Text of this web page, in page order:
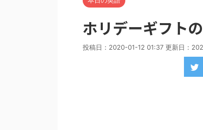
ホリデーギフト
投稿日：2020-01-12 01:37 更新日：